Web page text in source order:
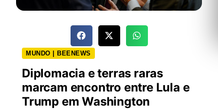
MUNDO | BEENEWS
Diplomacia e terras raras
marcam encontro entre Lula e
Trump em Washington